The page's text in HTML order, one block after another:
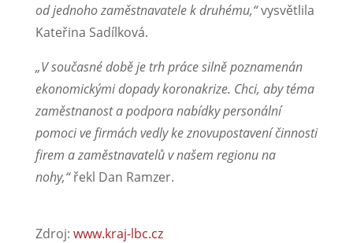
od jednoho zaměstnavatele k druhému,“vysvětlila
Kateřina Sadílková.
„V současné době je trh práce silně poznamenán
ekonomickými dopady koronakrize. Chci, aby téma
zaměstnanost a podpora nabídky personální
pomoci ve firmách vedly ke znovupostavení činnosti
firem a zaměstnavatelů v našem regionu na
nohy,“řekl Dan Ramzer.
Zdroj: www.kraj-lbc.cz